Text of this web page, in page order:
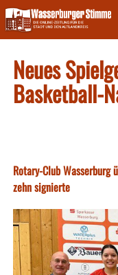
Skip
to
content
Neues
Basketball-
Rotary-Club Wasserburg
zehn signierte